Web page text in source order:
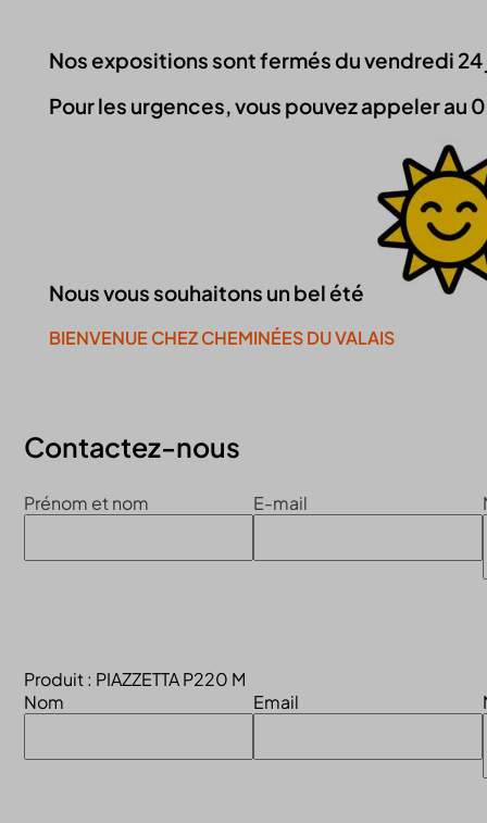
Nos expositions sont fermés du vendredi 24
Pour les urgences, vous pouvez appeler au
Nous vous souhaitons un bel été
BIENVENUE CHEZ CHEMINÉES DU VALAIS
Contactez-nous
Prénom et nom E-mail
Produit : PIAZZETTA P220 M
Nom
Email